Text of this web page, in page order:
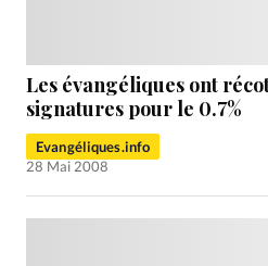
Les évangéliques ont
signatures pour le 0.7%
Evangéliques.info
28 Mai 2008